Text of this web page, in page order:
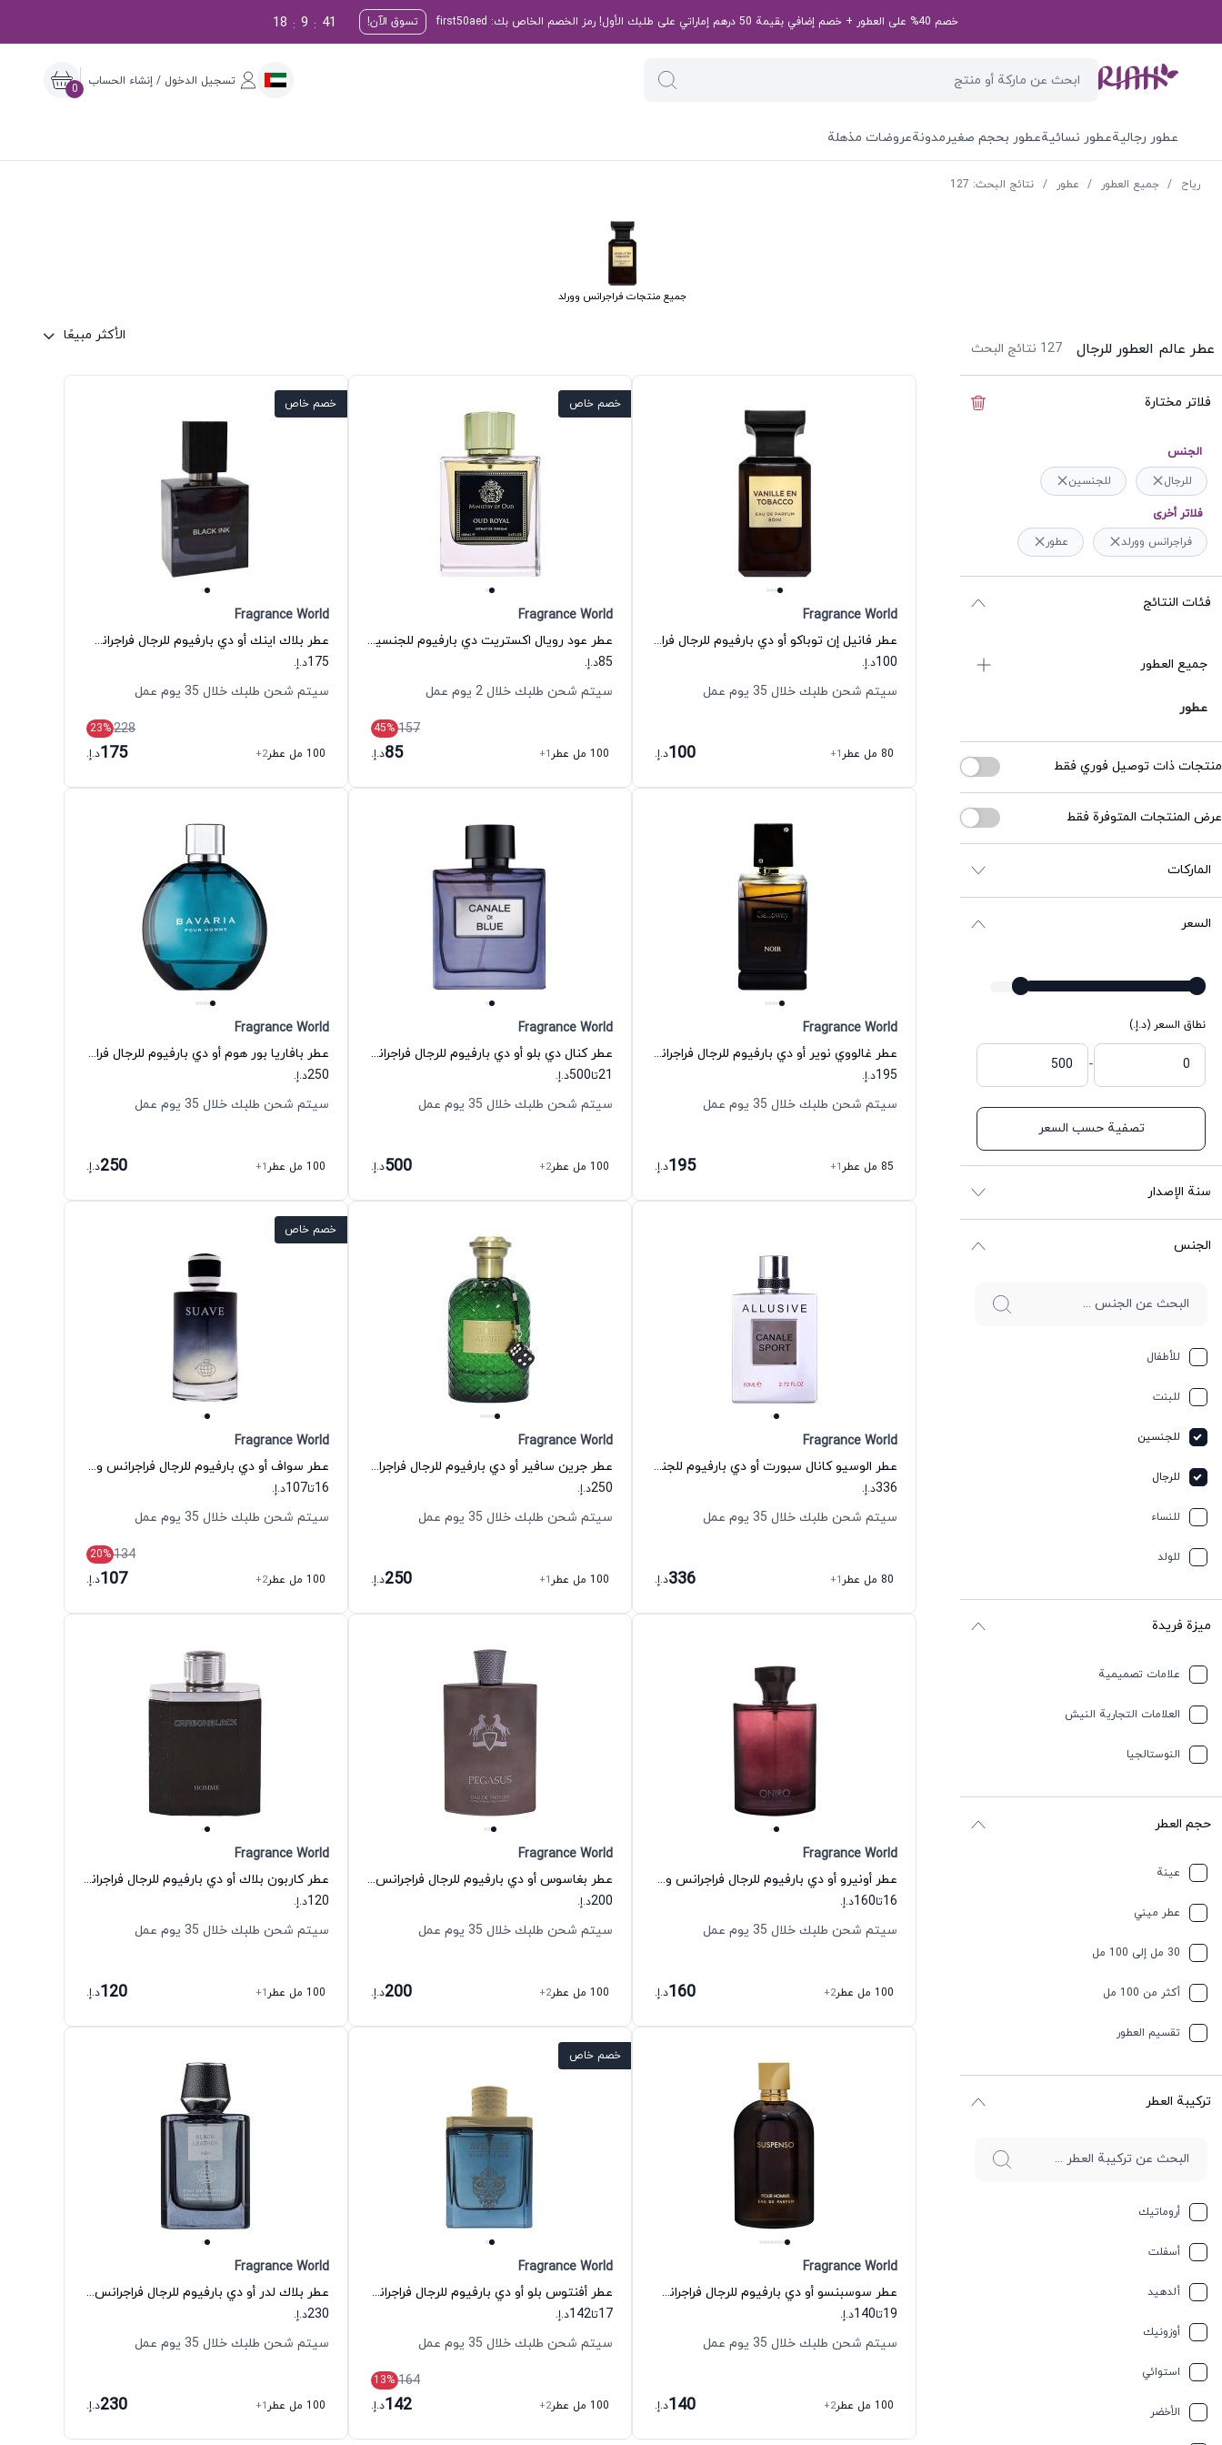
خصم 40% على العطور + خصم إضافي بقيمة 50 درهم إماراتي على طلبك الأول! رمز الخصم الخاص بك: first50aed تسوق الآن! 40
:
9
:
18
تسجيل الدخول / إنشاء الحساب
0
عطور رجاليةعطور نسائيةعطور بحجم صغيرمدونةعروضات مذهلة
ریاح / جميع العطور / عطور / نتائج البحث: 127
جميع منتجات فراجرانس وورلد
عطر عالم العطور للرجال 127 نتائج البحث
الأكثر مبيعًا
فلاتر مختارة
الجنس
للرجال للجنسين
فلاتر أخرى
فراجرانس وورلد عطور
فئات النتائج
جميع العطور
عطور
منتجات ذات توصيل فوري فقط
عرض المنتجات المتوفرة فقط
الماركات
السعر
نطاق السعر (د.إ.)
-
تصفية حسب السعر
سنة الإصدار
الجنس
للأطفال
للبنت
للجنسين
للرجال
للنساء
للولد
ميزة فريدة
علامات تصميمية
العلامات التجارية النيش
النوستالجيا
حجم العطر
عينة
عطر ميني
30 مل إلى 100 مل
أكثر من 100 مل
تقسیم العطور
ترکیبة العطر
أروماتيك
أسفلت
ألدهيد
أوزونيك
استوائي
الأخضر
Fragrance World
عطر فانيل إن توباكو أو دي بارفيوم للرجال فراجرانس وورلد
100د.إ.
سيتم شحن طلبك خلال 35 يوم عمل
80 مل عطر +1
100د.إ.
خصم خاص
Fragrance World
عطر عود رويال اكستريت دي بارفيوم للجنسين فراجرانس وورلد
85د.إ.
سيتم شحن طلبك خلال 2 يوم عمل
157
45%
100 مل عطر
+1
85د.إ.
خصم خاص
Fragrance World
عطر بلاك اينك أو دي بارفيوم للرجال فراجرانس وورلد
175د.إ.
سيتم شحن طلبك خلال 35 يوم عمل
228
23%
100 مل عطر
+2
175د.إ.
Fragrance World
عطر غالووي نوير أو دي بارفيوم للرجال فراجرانس وورلد
195د.إ.
سيتم شحن طلبك خلال 35 يوم عمل
85 مل عطر +1
195د.إ.
Fragrance World
عطر كنال دي بلو أو دي بارفيوم للرجال فراجرانس وورلد
21تا500د.إ.
سيتم شحن طلبك خلال 35 يوم عمل
100 مل عطر +2
500د.إ.
Fragrance World
عطر بافاريا بور هوم أو دي بارفيوم للرجال فراجرانس وورلد
250د.إ.
سيتم شحن طلبك خلال 35 يوم عمل
100 مل عطر +1
250د.إ.
Fragrance World
عطر الوسیو كانال سبورت أو دي بارفيوم للجنسين فراجرانس وورلد
336د.إ.
سيتم شحن طلبك خلال 35 يوم عمل
80 مل عطر +1
336د.إ.
Fragrance World
عطر جرين سافير أو دي بارفيوم للرجال فراجرانس وورلد
250د.إ.
سيتم شحن طلبك خلال 35 يوم عمل
100 مل عطر +1
250د.إ.
خصم خاص
Fragrance World
عطر سواف أو دي بارفيوم للرجال فراجرانس وورلد
16تا107د.إ.
سيتم شحن طلبك خلال 35 يوم عمل
134
20%
100 مل عطر
+2
107د.إ.
Fragrance World
عطر أونيرو أو دي بارفيوم للرجال فراجرانس وورلد
16تا160د.إ.
سيتم شحن طلبك خلال 35 يوم عمل
100 مل عطر +2
160د.إ.
Fragrance World
عطر بغاسوس أو دي بارفيوم للرجال فراجرانس وورلد
200د.إ.
سيتم شحن طلبك خلال 35 يوم عمل
100 مل عطر +2
200د.إ.
Fragrance World
عطر كاربون بلاك أو دي بارفيوم للرجال فراجرانس وورلد
120د.إ.
سيتم شحن طلبك خلال 35 يوم عمل
100 مل عطر +1
120د.إ.
Fragrance World
عطر سوسبنسو أو دي بارفيوم للرجال فراجرانس وورلد
19تا140د.إ.
سيتم شحن طلبك خلال 35 يوم عمل
100 مل عطر +2
140د.إ.
خصم خاص
Fragrance World
عطر أفنتوس بلو أو دي بارفيوم للرجال فراجرانس وورلد
17تا142د.إ.
سيتم شحن طلبك خلال 35 يوم عمل
164
13%
100 مل عطر
+2
142د.إ.
Fragrance World
عطر بلاك لدر أو دي بارفيوم للرجال فراجرانس وورلد
230د.إ.
سيتم شحن طلبك خلال 35 يوم عمل
100 مل عطر +1
230د.إ.